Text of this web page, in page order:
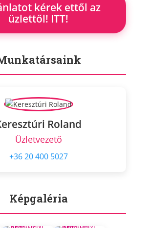
kérek ettől az
üzlettől! ITT!
Roland
Üzletvezető
+36 20 400 5027
Képgaléria